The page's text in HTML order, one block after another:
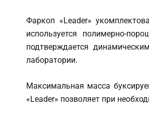
Фаркоп «Leader»
используется полимерно-
подтверждается
лаборатории.
Максимальная масса
«Leader» позволяет при